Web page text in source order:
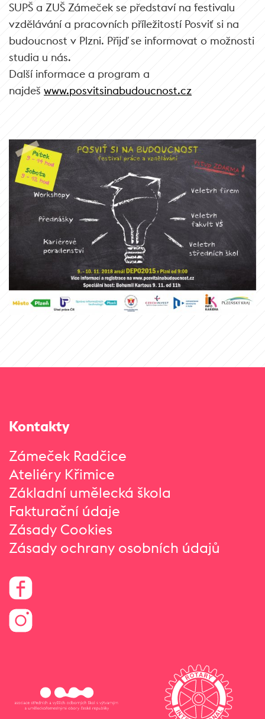
SUPŠ a ZUŠ Zámeček se představí na festivalu
vzdělávání a pracovních příležitostí Posviť si na
budoucnost v Plzni. Přijď se informovat o možnosti
studia u nás.
Další informace a program a
najdeš www.posvitsinabudoucnost.cz
Kontakty
Zámeček Radčice
Ateliéry Křimice
Základní umělecká škola
Fakturační údaje
Zásady Cookies
Zásady ochrany osobních údajů